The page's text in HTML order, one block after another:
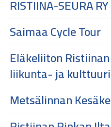
RISTIINA-SEURA
Saimaa Cycle Tour
Eläkeliiton
liikunta- ja
Metsälinnan